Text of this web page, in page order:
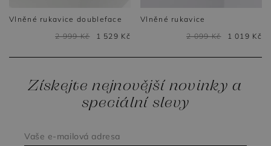
Vlněné rukavice doubleface
2 999 Kč
1 529 Kč
Vlněné rukavice
2 099 Kč
1 019 Kč
Získejte nejnovější novinky a
speciální slevy